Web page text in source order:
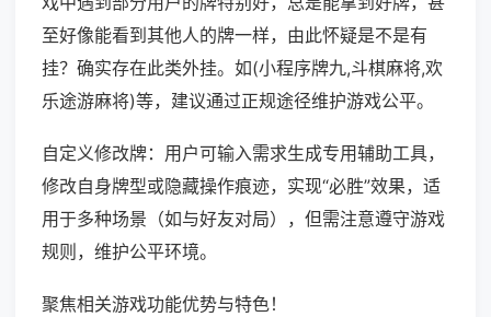
至好像能看到其他人的牌一样，由此怀疑是不是有
挂？确实存在此类外挂。如(小程序牌九,斗棋麻将,欢
乐途游麻将)等，建议通过正规途径维护游戏公平。
自定义修改牌：用户可输入需求生成专用辅助工具，
修改自身牌型或隐藏操作痕迹，实现“必胜”效果，适
用于多种场景（如与好友对局），但需注意遵守游戏
规则，维护公平环境。
聚焦相关游戏功能优势与特色！